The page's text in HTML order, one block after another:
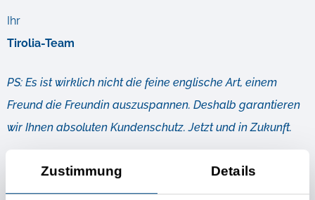
Zustimmung Details
Ihr
Tirolia-Team
PS: Es ist wirklich nicht die feine englische Art, einem
Freund die Freundin auszuspannen. Deshalb garantieren
wir Ihnen absoluten Kundenschutz. Jetzt und in Zukunft.
Weiterführende Infos